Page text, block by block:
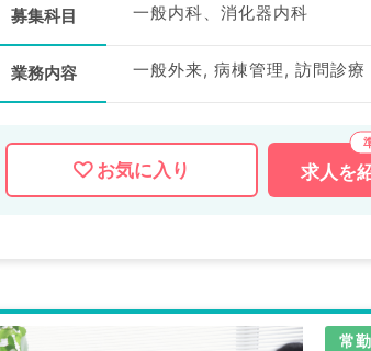
募集科目 一般内科、消化器内科
業務内容 一般外来, 病棟管理, 訪問診療
お気に入り 求人を
常